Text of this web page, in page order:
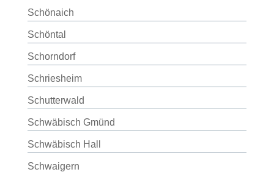
Schönaich
Schöntal
Schorndorf
Schriesheim
Schutterwald
Schwäbisch Gmünd
Schwäbisch Hall
Schwaigern